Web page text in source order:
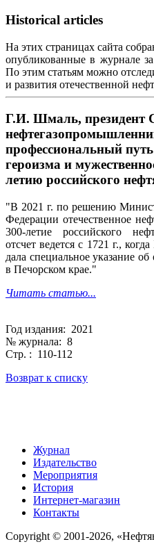
Historical articles
На этих страницах сайта
опубликованные в журнале
По этим статьям можно
и развития отечественной
Г.И. Шмаль, президент
профессиональный путь
героизма и
летию российского
"В 2021 г. по решению
Федерации отечественное
300-летие российского
отсчет ведется с 1721 г.,
дала специальное указание
в Печорском крае."
Читать статью...
Год издания: 2021
№ журнала: 8
Стр. : 110-112
Возврат к списку
Журнал
Издательство
Мероприятия
История
Интернет-магазин
Контакты
Copyright © 2001-2026,